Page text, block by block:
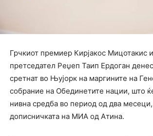
Грчкиот премиер Кирјакос Мицотакис
претседател Реџеп Таип Ердоган
сретнат во Њујорк на маргините на
собрание на Обединетите нации, што
нивна средба во период од два месеци,
дописничката на МИА од Атина.